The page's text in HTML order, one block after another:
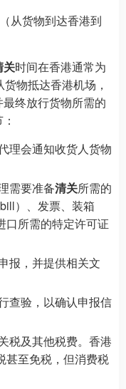
从货物到达香港到
关时间在香港通常为
物抵达香港机场，
终放行货物所需的
理会通知收货人货物
需要准备清关所需的
）、发票、装箱
口所需的特定许可证
报，并提供相关文
查验，以确认申报信
税及其他税费。香港
甚至免税，但消费税